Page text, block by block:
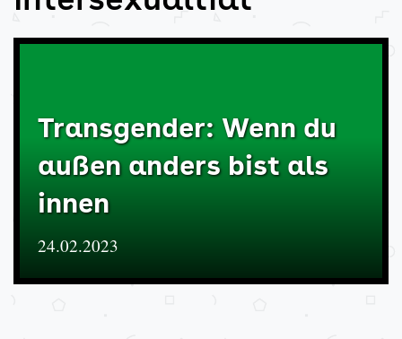
Transgender: Wenn du
außen anders bist als
innen
24.02.2023